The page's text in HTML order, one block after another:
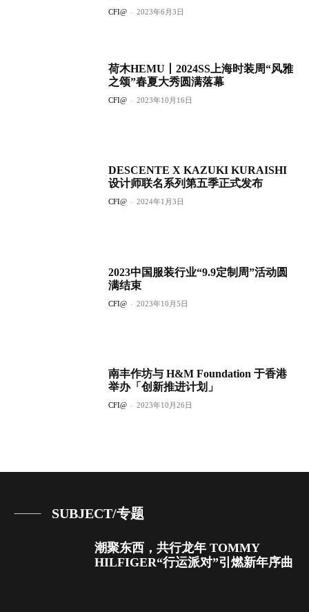
CFI@ - 2023年6月3日
荷木HEMU丨2024SS上海时装周“风雅
之颂”春夏大秀圆满落幕
CFI@ - 2023年10月16日
DESCENTE X KAZUKI KURAISHI
设计师联名系列第五季正式发布
CFI@ - 2024年1月3日
2023中国服装行业“9.9定制周”活动圆
满结束
CFI@ - 2023年10月5日
南丰作坊与 H&M Foundation 于香港
举办「创新推进计划」
CFI@ - 2023年10月26日
SUBJECT/专题
潮聚东西，共行龙年 TOMMY
HILFIGER“行运派对”引燃新年序曲